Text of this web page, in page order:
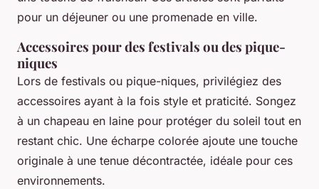
pour un déjeuner ou une promenade en ville.
Accessoires pour des festivals ou des pique-
niques
Lors de festivals ou pique-niques, privilégiez des
accessoires ayant à la fois style et praticité. Songez
à un chapeau en laine pour protéger du soleil tout en
restant chic. Une écharpe colorée ajoute une touche
originale à une tenue décontractée, idéale pour ces
environnements.